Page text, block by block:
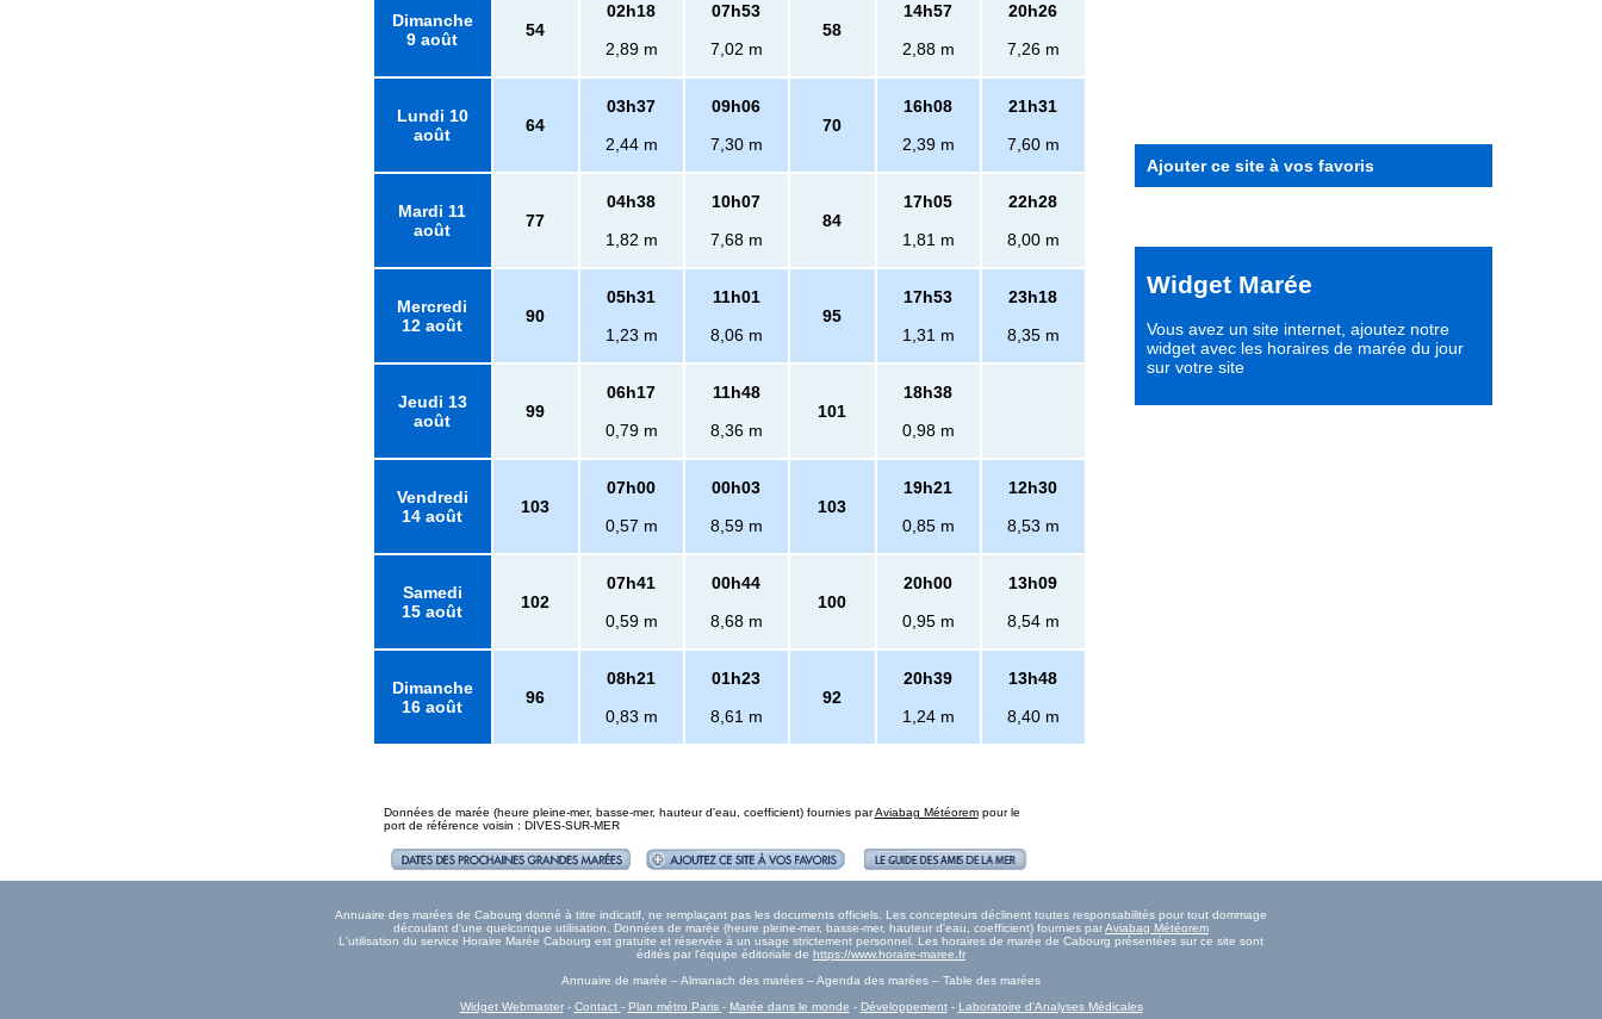
Dimanche
9 août
54
02h18
2,89 m
07h53
7,02 m
58
14h57
2,88 m
20h26
7,26 m
Lundi 10
août
64
03h37
2,44 m
09h06
7,30 m
70
16h08
2,39 m
21h31
7,60 m
Mardi 11
août
77
04h38
1,82 m
10h07
7,68 m
84
17h05
1,81 m
22h28
8,00 m
Mercredi
12 août
90
05h31
1,23 m
11h01
8,06 m
95
17h53
1,31 m
23h18
8,35 m
Jeudi 13
août
99
06h17
0,79 m
11h48
8,36 m
101
18h38
0,98 m
Vendredi
14 août
103
07h00
0,57 m
00h03
8,59 m
103
19h21
0,85 m
12h30
8,53 m
Samedi
15 août
102
07h41
0,59 m
00h44
8,68 m
100
20h00
0,95 m
13h09
8,54 m
Dimanche
16 août
96
08h21
0,83 m
01h23
8,61 m
92
20h39
1,24 m
13h48
8,40 m
Données de marée (heure pleine-mer, basse-mer, hauteur d'eau, coefficient) fournies parAviabag Météorempour le
port de référence voisin : DIVES-SUR-MER
Ajouter ce site à vos favoris
Widget Marée
Vous avez un site internet, ajoutez notre
widget avec les horaires de marée du jour
sur votre site
Annuaire des marées de Cabourg donné à titre indicatif, ne remplaçant pas les documents officiels. Les concepteurs déclinent toutes responsabilités pour tout dommage
découlant d'une quelconque utilisation. Données de marée (heure pleine-mer, basse-mer, hauteur d'eau, coefficient) fournies parAviabag Météorem
L'utilisation du service Horaire Marée Cabourg est gratuite et réservée à un usage strictement personnel. Les horaires de marée de Cabourg présentées sur ce site sont
édités par l'équipe éditoriale de https://www.horaire-maree.fr
Annuaire de marée – Almanach des marées – Agenda des marées – Table des marées
Widget Webmaster- Contact - Plan métro Paris - Marée dans le monde - Développement- Laboratoire d'Analyses Médicales